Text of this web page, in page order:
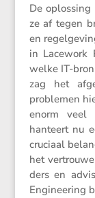
De
ze af tegen
en
in Lacework
welke IT-
zag het
problemen
enorm veel
hanteert nu
cruciaal
het
ders en
Enginee­ring